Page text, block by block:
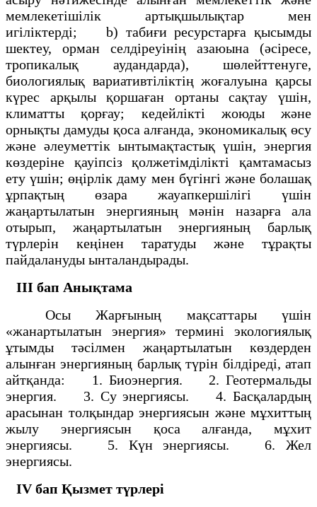
мемлекетішілік артықшылықтар мен
игіліктерді; b) табиғи ресурстарға қысымды
шектеу, орман селдіреуінің азаюына (әсіресе,
тропикалық аудандарда), шөлейттенуге,
биологиялық вариативтіліктің жоғалуына қарсы
күрес арқылы қоршаған ортаны сақтау үшін,
климатты қорғау; кедейлікті жоюды және
орнықты дамуды қоса алғанда, экономикалық өсу
және әлеуметтік ынтымақтастық үшін, энергия
көздеріне қауіпсіз қолжетімділікті қамтамасыз
ету үшін; өңірлік даму мен бүгінгі және болашақ
ұрпақтың өзара жауапкершілігі үшін
жаңартылатын энергияның мәнін назарға ала
отырып, жаңартылатын энергияның барлық
түрлерін кеңінен таратуды және тұрақты
пайдалануды ынталандырады.
III бап Анықтама
Осы Жарғының мақсаттары үшін
«жанартылатын энергия» термині экологиялық
ұтымды тәсілмен жаңартылатын көздерден
алынған энергияның барлық түрін білдіреді, атап
айтқанда: 1. Биоэнергия. 2. Геотермальды
энергия. 3. Су энергиясы. 4. Басқалардың
арасынан толқындар энергиясын және мұхиттың
жылу энергиясын қоса алғанда, мұхит
энергиясы. 5. Күн энергиясы. 6. Жел
энергиясы.
ІV бап Қызмет түрлері